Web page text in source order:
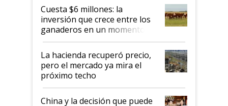
Cuesta $6 millones: la
inversión que crece entre los
ganaderos en un momento
histórico para la actividad
La hacienda recuperó precio,
pero el mercado ya mira el
próximo techo
China y la decisión que puede